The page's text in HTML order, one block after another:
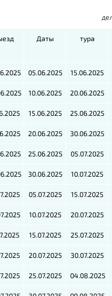
Даты тура
05.06.2025 15.06.2025
10.06.2025 20.06.2025
15.06.2025 25.06.2025
20.06.2025 30.06.2025
25.06.2025 05.07.2025
30.06.2025 10.07.2025
05.07.2025 15.07.2025
10.07.2025 20.07.2025
15.07.2025 25.07.2025
20.07.2025 30.07.2025
25.07.2025 04.08.2025